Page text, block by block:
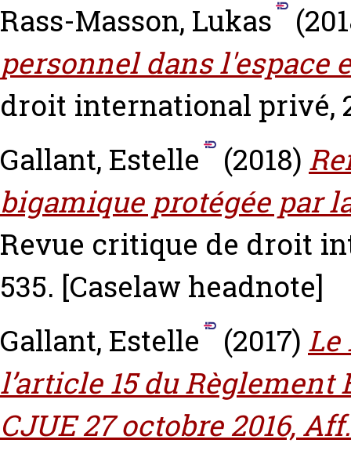
Rass-Masson, Lukas
personnel dans l'espace
droit international privé,
Gallant, Estelle
(2018)
bigamique protégée par
Revue critique de droit
535. [Caselaw headnote]
Gallant, Estelle
(2017) Le
l’article 15 du
CJUE 27 octobre 2016,